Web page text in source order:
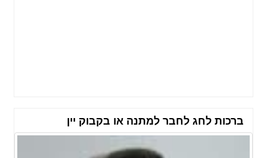
ברכות לחג לחבר למתנה או בקבוק יין